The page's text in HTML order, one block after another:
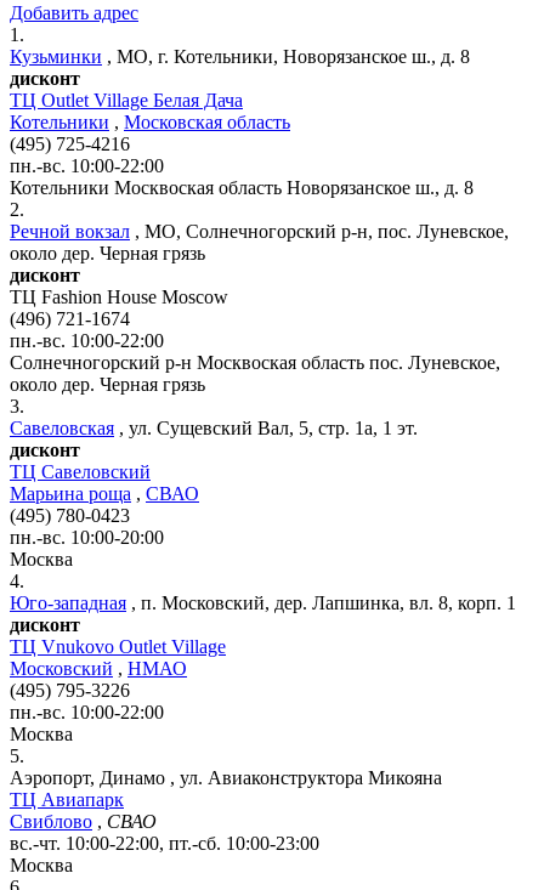
Добавить адрес
1.
Кузьминки , МО, г. Котельники, Новорязанское ш., д. 8
дисконт
ТЦ Outlet Village Белая Дача
Котельники , Московская область
(495) 725-4216
пн.-вс. 10:00-22:00
Котельники Москвоская область Новорязанское ш., д. 8
2.
Речной вокзал , МО, Солнечногорский р-н, пос. Луневское,
около дер. Черная грязь
дисконт
ТЦ Fashion House Moscow
(496) 721-1674
пн.-вс. 10:00-22:00
Солнечногорский р-н Москвоская область пос. Луневское,
около дер. Черная грязь
3.
Савеловская , ул. Сущевский Вал, 5, стр. 1а, 1 эт.
дисконт
ТЦ Савеловский
Марьина роща , СВАО
(495) 780-0423
пн.-вс. 10:00-20:00
Москва
4.
Юго-западная , п. Московский, дер. Лапшинка, вл. 8, корп. 1
дисконт
ТЦ Vnukovo Outlet Village
Московский , НМАО
(495) 795-3226
пн.-вс. 10:00-22:00
Москва
5.
Аэропорт, Динамо , ул. Авиаконструктора Микояна
ТЦ Авиапарк
Свиблово , СВАО
вс.-чт. 10:00-22:00, пт.-сб. 10:00-23:00
Москва